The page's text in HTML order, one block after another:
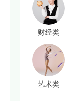
财经类
艺术类